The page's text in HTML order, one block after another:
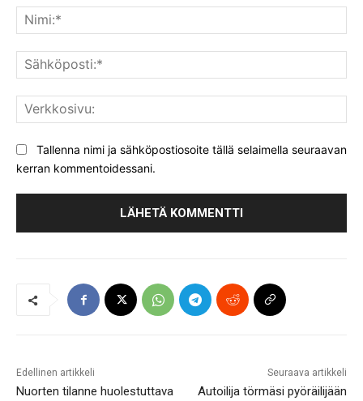
Tallenna nimi ja sähköpostiosoite tällä selaimella seuraavan
kerran kommentoidessani.
Edellinen artikkeli
Nuorten tilanne huolestuttava
Seuraava artikkeli
Autoilija törmäsi pyöräilijään